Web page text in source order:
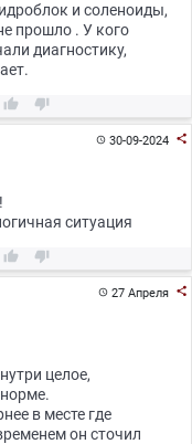
и соленоиды,
прошло . У кого
диагностику,
 
30-09-2024 
ситуация
 
27 Апреля 
целое,
в месте где
он сточил